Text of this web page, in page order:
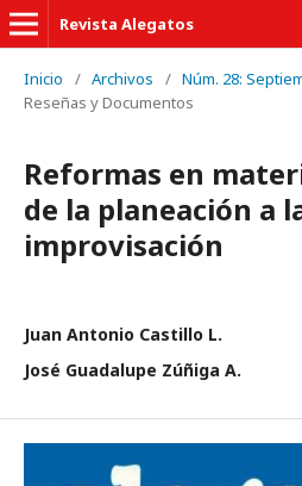
Revista Alegatos
Inicio / Archivos / Núm. 28:
Reseñas y Documentos
Reformas en
de la planeación a
improvisación
Juan Antonio Castillo L.
José Guadalupe Zúñiga A.